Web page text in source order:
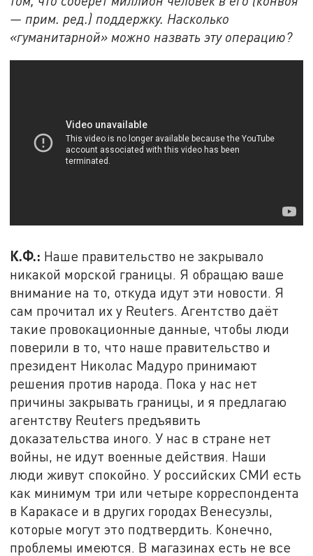
— прим. ред.) поддержку. Насколько
«гуманитарной» можно назвать эту операцию?
К.Ф.: Наше правительство не закрывало
никакой морской границы. Я обращаю ваше
внимание на то, откуда идут эти новости. Я
сам прочитал их у Reuters. Агентство даёт
такие провокационные данные, чтобы люди
поверили в то, что наше правительство и
президент Николас Мадуро принимают
решения против народа. Пока у нас нет
причины закрывать границы, и я предлагаю
агентству Reuters предъявить
доказательства иного. У нас в стране нет
войны, не идут военные действия. Наши
люди живут спокойно. У российских СМИ есть
как минимум три или четыре корреспондента
в Каракасе и в других городах Венесуэлы,
которые могут это подтвердить. Конечно,
проблемы имеются. В магазинах есть не все